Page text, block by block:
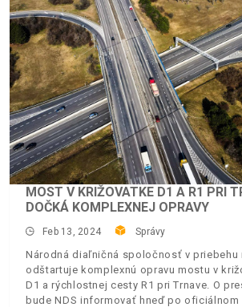
MOST V KRIŽOVATKE D1 A R1 PRI
DOČKÁ KOMPLEXNEJ OPRAVY
Feb 13, 2024 Správy
Národná diaľničná spoločnosť v priebehu
odštartuje komplexnú opravu mostu v
D1 a rýchlostnej cesty R1 pri Trnave. O
bude NDS informovať hneď po